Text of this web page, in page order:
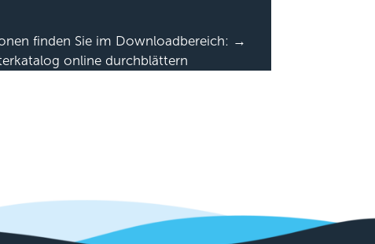
finden Sie im Downloadbereich: →
online durchblättern